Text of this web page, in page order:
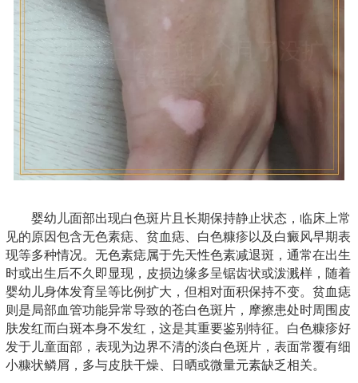
婴幼儿面部出现白色斑片且长期保持静止状态，临床上常
见的原因包含无色素痣、贫血痣、白色糠疹以及白癜风早期表
现等多种情况。无色素痣属于先天性色素减退斑，通常在出生
时或出生后不久即显现，皮损边缘多呈锯齿状或泼溅样，随着
婴幼儿身体发育呈等比例扩大，但相对面积保持不变。贫血痣
则是局部血管功能异常导致的苍白色斑片，摩擦患处时周围皮
肤发红而白斑本身不发红，这是其重要鉴别特征。白色糠疹好
发于儿童面部，表现为边界不清的淡白色斑片，表面常覆有细
小糠状鳞屑，多与皮肤干燥、日晒或微量元素缺乏相关。